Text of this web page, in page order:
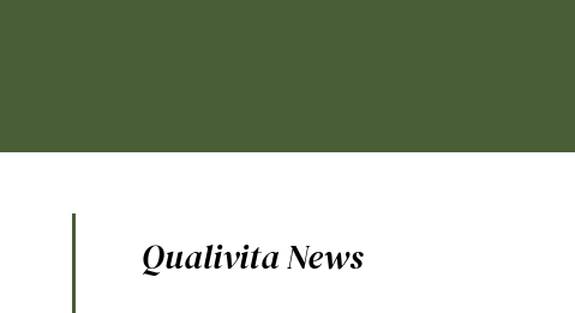
Qualivita News